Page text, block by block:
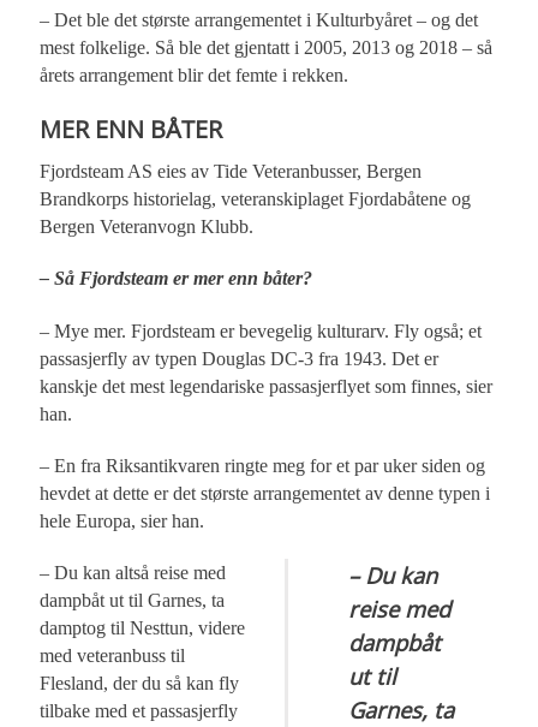
– Det ble det største arrangementet i Kulturbyåret – og det
mest folkelige. Så ble det gjentatt i 2005, 2013 og 2018 – så
årets arrangement blir det femte i rekken.
MER ENN BÅTER
Fjordsteam AS eies av Tide Veteranbusser, Bergen
Brandkorps historielag, veteranskiplaget Fjordabåtene og
Bergen Veteranvogn Klubb.
– Så Fjordsteam er mer enn båter?
– Mye mer. Fjordsteam er bevegelig kulturarv. Fly også; et
passasjerfly av typen Douglas DC-3 fra 1943. Det er
kanskje det mest legendariske passasjerflyet som finnes, sier
han.
– En fra Riksantikvaren ringte meg for et par uker siden og
hevdet at dette er det største arrangementet av denne typen i
hele Europa, sier han.
– Du kan
reise med
dampbåt
ut til
Garnes, ta
– Du kan altså reise med
dampbåt ut til Garnes, ta
damptog til Nesttun, videre
med veteranbuss til
Flesland, der du så kan fly
tilbake med et passasjerfly